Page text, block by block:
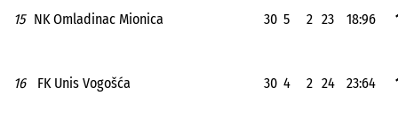
15 NK Omladinac Mionica 30 5 2 23 18:96
16 FK Unis Vogošća 30 4 2 24 23:64